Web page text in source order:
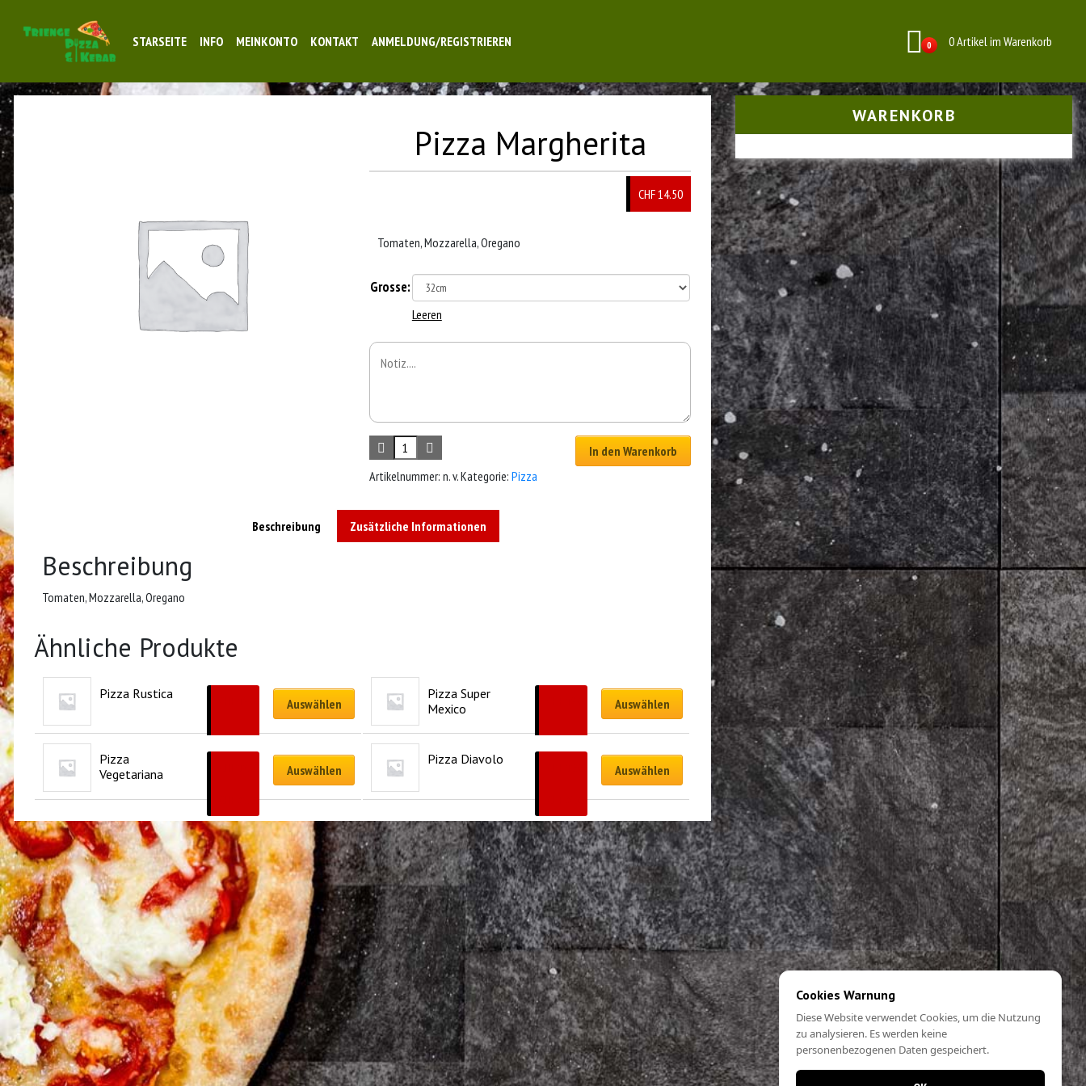
STARSEITE INFO MEINKONTO KONTAKT ANMELDUNG/REGISTRIEREN 0 0 Artikel im Warenkorb
Pizza Margherita
CHF 14.50
Tomaten, Mozzarella, Oregano
Grosse:
Leeren
In den Warenkorb
Artikelnummer: n. v.Kategorie: Pizza
Beschreibung Zusätzliche Informationen
Beschreibung
Tomaten, Mozzarella, Oregano
Ähnliche Produkte
Pizza Rustica
CHF31.00
Auswählen
Pizza Super
Mexico
CHF32.00
Auswählen
Pizza
Vegetariana
31.00
Auswählen
Pizza Diavolo
32.00
Auswählen
WARENKORB
Cookies Warnung
Diese Website verwendet Cookies, um die Nutzung
zu analysieren. Es werden keine
personenbezogenen Daten gespeichert.